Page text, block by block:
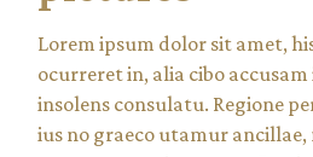
Lorem ipsum dolor sit amet,
ocurreret in, alia cibo accusam
insolens consulatu. Regione
ius no graeco utamur ancillae,